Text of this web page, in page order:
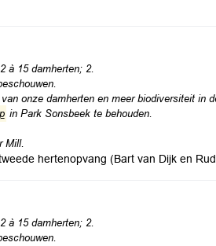
à 15 damherten; 2.
onze damherten en meer biodiversiteit in
in Park Sonsbeek te behouden.
Mill.
hertenopvang (Bart van Dijk en
à 15 damherten; 2.